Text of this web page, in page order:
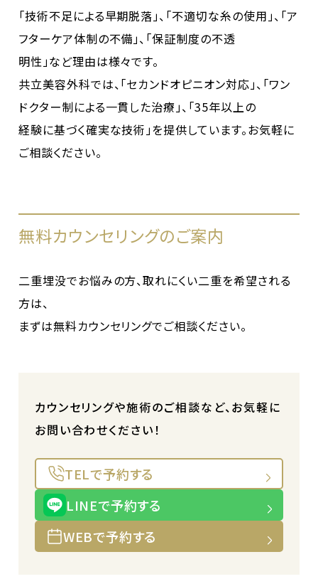
「技術不足による早期脱落」、「不適切な糸の使用」、「ア
フターケア体制の不備」、「保証制度の不透
明性」など理由は様々です。
共立美容外科では、「セカンドオピニオン対応」、「ワン
ドクター制による一貫した治療」、「35年以上の
経験に基づく確実な技術」を提供しています。お気軽に
ご相談ください。
無料カウンセリングのご案内
二重埋没でお悩みの方、取れにくい二重を希望される
方は、
まずは無料カウンセリングでご相談ください。
カウンセリングや施術のご相談など、お気軽に
お問い合わせください！
TELで予約する
LINEで予約する
WEBで予約する